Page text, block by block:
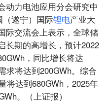
动力电池应用分会研究中
（遂宁）国际锂电产业大
际交流会上表示，全球储
长期的高增长，预计2022
，同比增长将达
求将达到200GWh。综合
将达到680GWh，2025年
。（上证报）